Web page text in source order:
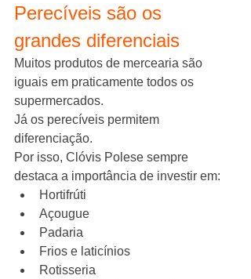
Perecíveis são os
grandes diferenciais
Muitos produtos de mercearia são
iguais em praticamente todos os
supermercados.
Já os perecíveis permitem
diferenciação.
Por isso, Clóvis Polese sempre
destaca a importância de investir em:
Hortifrúti
Açougue
Padaria
Frios e laticínios
Rotisseria